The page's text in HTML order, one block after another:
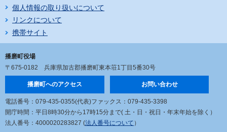
個人情報の取り扱いについて
リンクについて
携帯サイト
播磨町役場
〒675-0182 兵庫県加古郡播磨町東本荘1丁目5番30号
播磨町へのアクセス お問い合わせ
電話番号：079-435-0355(代表)ファックス：079-435-3398
開庁時間：平日8時30分から17時15分まで( 土・日・祝日・年末年始を除く）
法人番号：4000020283827 (法人番号について ）